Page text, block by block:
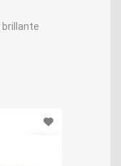
brillante